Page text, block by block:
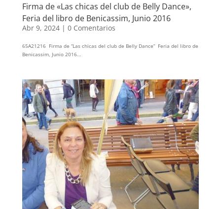
Firma de «Las chicas del club de Belly Dance»,
Feria del libro de Benicassim, Junio 2016
Abr 9, 2024| 0 Comentarios
65A21216 Firma de “Las chicas del club de Belly Dance” Feria del libro de
Benicassim, Junio 2016...